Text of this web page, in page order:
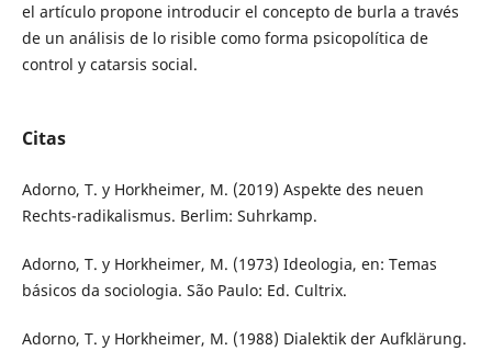
el artículo propone introducir el concepto de burla a través
de un análisis de lo risible como forma psicopolítica de
control y catarsis social.
Citas
Adorno, T. y Horkheimer, M. (2019) Aspekte des neuen
Rechts-radikalismus. Berlim: Suhrkamp.
Adorno, T. y Horkheimer, M. (1973) Ideologia, en: Temas
básicos da sociologia. São Paulo: Ed. Cultrix.
Adorno, T. y Horkheimer, M. (1988) Dialektik der Aufklärung.